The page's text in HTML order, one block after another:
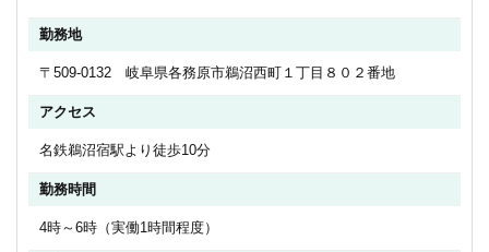
勤務地
〒509-0132 岐阜県各務原市鵜沼西町１丁目８０２番地
アクセス
名鉄鵜沼宿駅より徒歩10分
勤務時間
4時～6時（実働1時間程度）